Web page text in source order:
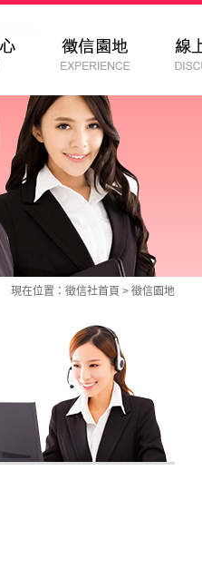
現在位置： 徵信社首頁 > 徵信園地